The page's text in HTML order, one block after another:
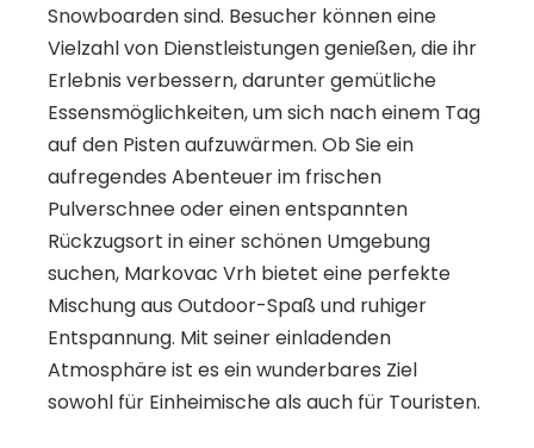
Snowboarden sind. Besucher können eine
Vielzahl von Dienstleistungen genießen, die ihr
Erlebnis verbessern, darunter gemütliche
Essensmöglichkeiten, um sich nach einem Tag
auf den Pisten aufzuwärmen. Ob Sie ein
aufregendes Abenteuer im frischen
Pulverschnee oder einen entspannten
Rückzugsort in einer schönen Umgebung
suchen, Markovac Vrh bietet eine perfekte
Mischung aus Outdoor-Spaß und ruhiger
Entspannung. Mit seiner einladenden
Atmosphäre ist es ein wunderbares Ziel
sowohl für Einheimische als auch für Touristen.